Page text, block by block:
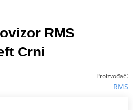
RMS
Crni
Proizvođač:
RMS